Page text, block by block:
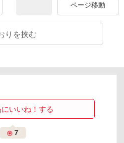
りを挟む
いいね！する
7